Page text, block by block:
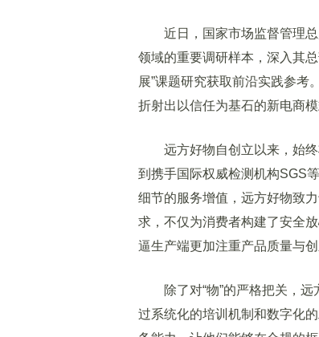
近日，国家市场监督管理总
领域的重要调研样本，深入其
展”课题研究获取前沿实践参考
折射出以信任为基石的新电商
远方好物自创立以来，始终
到携手国际权威检测机构SGS
细节的服务增值，远方好物致
求，不仅为消费者构建了安全
逼生产端更加注重产品质量与创
除了对“物”的严格把关，远
过系统化的培训机制和数字化